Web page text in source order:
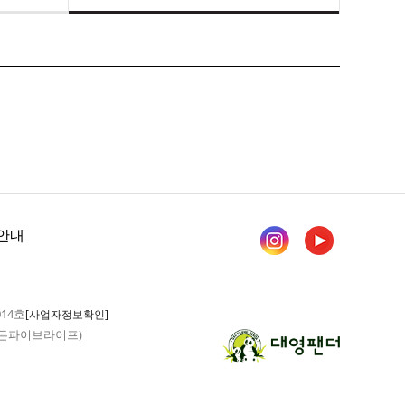
내
호[사업자정보확인]
파이브라이프)